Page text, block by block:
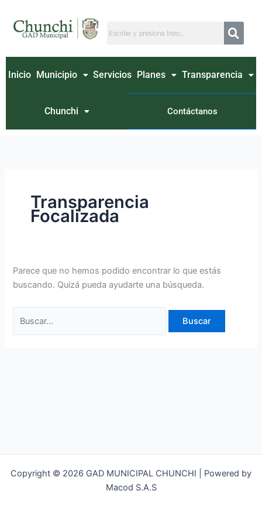
contenido
Inicio Municipio Servicios Planes Transparencia
Chunchi Contáctanos
Transparencia
Focalizada
Parece que no hemos podido encontrar lo que estás
buscando. Quizá pueda ayudarte una búsqueda.
por:
Copyright © 2026 GAD MUNICIPAL CHUNCHI | Powered by
Macod S.A.S